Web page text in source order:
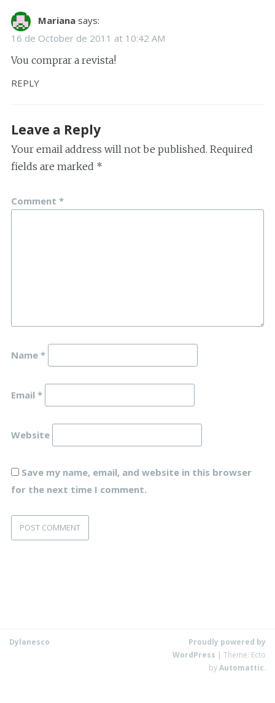
Mariana says:
16 de October de 2011 at 10:42 AM
Vou comprar a revista!
REPLY
Leave a Reply
Your email address will not be published. Required
fields are marked *
Comment *
Name *
Email *
Website
Save my name, email, and website in this browser
for the next time I comment.
Dylanesco
Proudly powered by
WordPress | Theme: Ecto
byAutomattic.